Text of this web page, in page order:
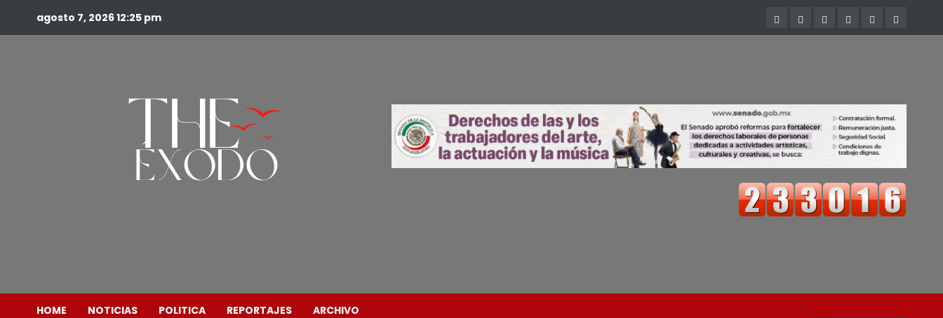
agosto 7, 202612:25 pm
HOME NOTICIAS POLITICA REPORTAJES ARCHIVO